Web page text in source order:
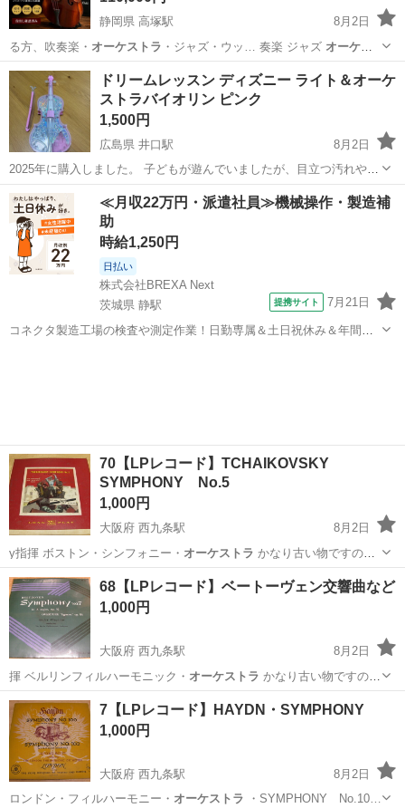
静岡県 高塚駅
8月2日
る方、吹奏楽・ オーケストラ ・ジャズ・ウッ… 奏楽 ジャズ オーケス
トラ
静岡 浜松市 高塚駅 弦楽器、ギター
ドリームレッスン ディズニー ライト＆オーケ
ストラバイオリン ピンク
1,500円
広島県 井口駅
8月2日
2025年に購入しました。 子どもが遊んでいましたが、目立つ汚れや破
損はなく、全体的にきれいな状態です。動作も問題ありません。 箱は
ありません。 取引は8/28以降でお願いします。
広島 広島市 井口駅 おもちゃ
≪月収22万円・派遣社員≫機械操作・製造補
助
時給1,250円
日払い
株式会社BREXA Next
茨城県 静駅
提携サイト 7月21日
コネクタ製造工場の検査や測定作業！日勤専属＆土日祝休み＆年間休
70【LPレコード】TCHAIKOVSKY
SYMPHONY No.5
1,000円
大阪府 西九条駅
8月2日
y指揮 ボストン・シンフォニー・ オーケストラ かなり古い物ですの
で、神経質な…
大阪 大阪市 西九条駅 その他 LPレコード
68【LPレコード】ベートーヴェン交響曲など
1,000円
大阪府 西九条駅
8月2日
揮 ベルリンフィルハーモニック・ オーケストラ かなり古い物ですの
で、神経質な…
大阪 大阪市 西九条駅 その他
7【LPレコード】HAYDN・SYMPHONY
1,000円
大阪府 西九条駅
8月2日
ロンドン・フィルハーモニー・ オーケストラ ・SYMPHONY No.10…